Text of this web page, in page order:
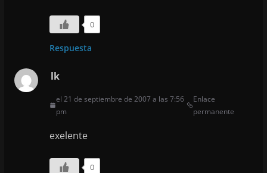
0
Respuesta
lk
el 21 de septiembre de 2007 a las 7:56
pm
Enlace
permanente
exelente
0